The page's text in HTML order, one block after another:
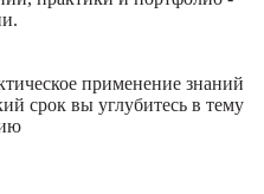
применение знаний
срок вы углубитесь в тему